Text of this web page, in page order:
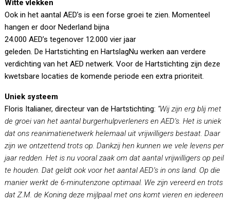
Witte vlekken
Ook in het aantal AED’s is een forse groei te zien. Momenteel
hangen er door Nederland bijna
24.000 AED’s tegenover 12.000 vier jaar
geleden. De Hartstichting en HartslagNu werken aan verdere
verdichting van het AED netwerk. Voor de Hartstichting zijn deze
kwetsbare locaties de komende periode een extra prioriteit.
Uniek systeem
Floris Italianer, directeur van de Hartstichting: “Wij zijn erg blij met
de groei van het aantal burgerhulpverleners en AED’s. Het is uniek
dat ons reanimatienetwerk helemaal uit vrijwilligers bestaat. Daar
zijn we ontzettend trots op. Dankzij hen kunnen we vele levens per
jaar redden. Het is nu vooral zaak om dat aantal vrijwilligers op peil
te houden. Dat geldt ook voor het aantal AED’s in ons land. Op die
manier werkt de 6-minutenzone optimaal. We zijn vereerd en trots
dat Z.M. de Koning deze mijlpaal met ons komt vieren en iedereen